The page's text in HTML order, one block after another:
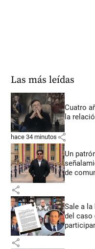
Las más leídas
Cuatro
la
hace 34 minutos share
Un
de
share
Sale a
del caso
share